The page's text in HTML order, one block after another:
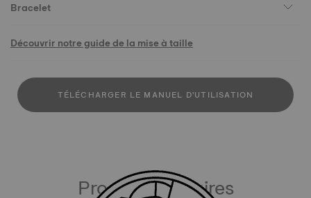
Bracelet
Découvrir notre guide de la mise à taille
TÉLÉCHARGER LE MANUEL D'UTILISATION
Produits similaires